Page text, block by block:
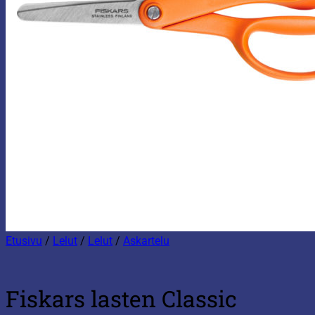
Etusivu / Lelut / Lelut / Askartelu
Fiskars lasten Classic